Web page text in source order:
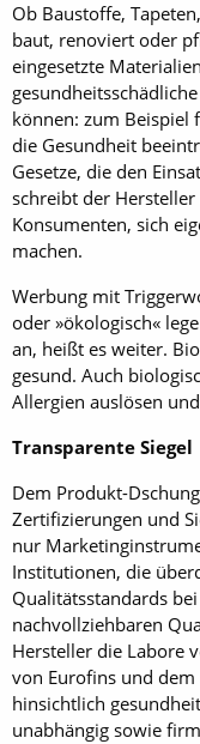
Ob Baustoffe,
baut, renoviert oder
eingesetzte
können: zum Beispiel
die Gesundheit
Gesetze, die den
schreibt der
Konsumenten, sich
machen.
Werbung mit
oder »ökologisch«
an, heißt es weiter.
gesund. Auch
Allergien auslösen
Transparente Siegel
Dem Produkt-
Zertifizierungen und
nur
Institutionen, die
Qualitätsstandards
nachvollziehbaren
Hersteller die Labore
von Eurofins und dem
hinsichtlich
unabhängig sowie